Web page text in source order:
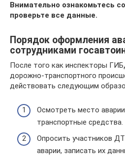
Внимательно ознакомьтесь
проверьте все данные.
Порядок оформления
сотрудниками
После того как инспекторы
дорожно-транспортного
действовать следующим
Осмотреть место
транспортные средства.
Опросить участников
аварии, записать их